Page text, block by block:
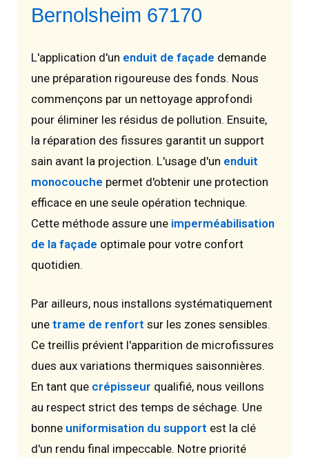
Bernolsheim 67170
L'application d'un enduit de façade demande
une préparation rigoureuse des fonds. Nous
commençons par un nettoyage approfondi
pour éliminer les résidus de pollution. Ensuite,
la réparation des fissures garantit un support
sain avant la projection. L'usage d'un enduit
monocouche permet d'obtenir une protection
efficace en une seule opération technique.
Cette méthode assure une imperméabilisation
de la façade optimale pour votre confort
quotidien.
Par ailleurs, nous installons systématiquement
une trame de renfort sur les zones sensibles.
Ce treillis prévient l'apparition de microfissures
dues aux variations thermiques saisonnières.
En tant que crépisseur qualifié, nous veillons
au respect strict des temps de séchage. Une
bonne uniformisation du support est la clé
d'un rendu final impeccable. Notre priorité